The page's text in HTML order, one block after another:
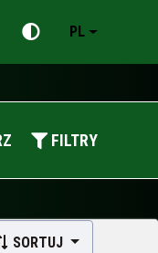
PL
FILTRY
SORTUJ